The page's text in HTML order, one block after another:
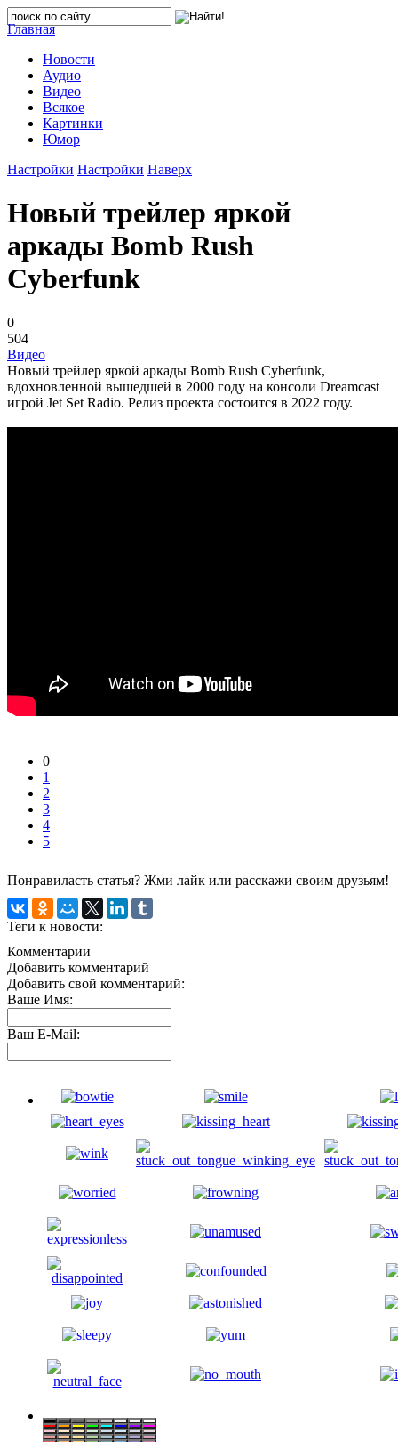
Главная
Новости
Аудио
Видео
Всякое
Картинки
Юмор
Настройки Настройки Наверх
Новый трейлер яркой
аркады Bomb Rush
Cyberfunk
0
504
Видео
Новый трейлер яркой аркады Bomb Rush Cyberfunk,
вдохновленной вышедшей в 2000 году на консоли Dreamcast
игрой Jet Set Radio. Релиз проекта состоится в 2022 году.
0
1
2
3
4
5
Понравиласть статья? Жми лайк или расскажи своим друзьям!
Теги к новости:
Комментарии
Добавить комментарий
Добавить свой комментарий:
Ваше Имя:
Ваш E-Mail: